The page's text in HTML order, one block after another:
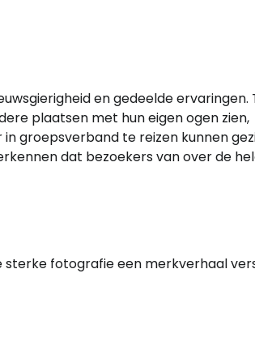
en gedeelde ervaringen.
plaatsen met hun eigen ogen zien,
groepsverband te reizen kunnen
dat bezoekers van over de
sterke fotografie een merkverhaal